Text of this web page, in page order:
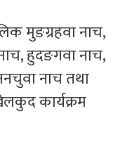
मुङग्रहवा नाच,
हुदङगवा नाच,
नाच तथा
कार्यक्रम